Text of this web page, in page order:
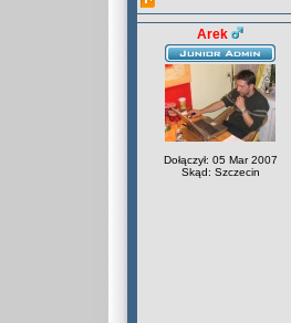
Arek
Dołączył: 05 Mar 2007
Skąd: Szczecin